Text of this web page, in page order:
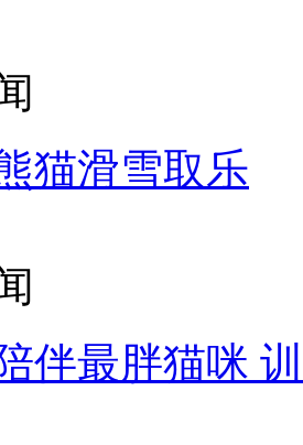
”
速倒车逃窜
猫滑雪取乐
伴最胖猫咪